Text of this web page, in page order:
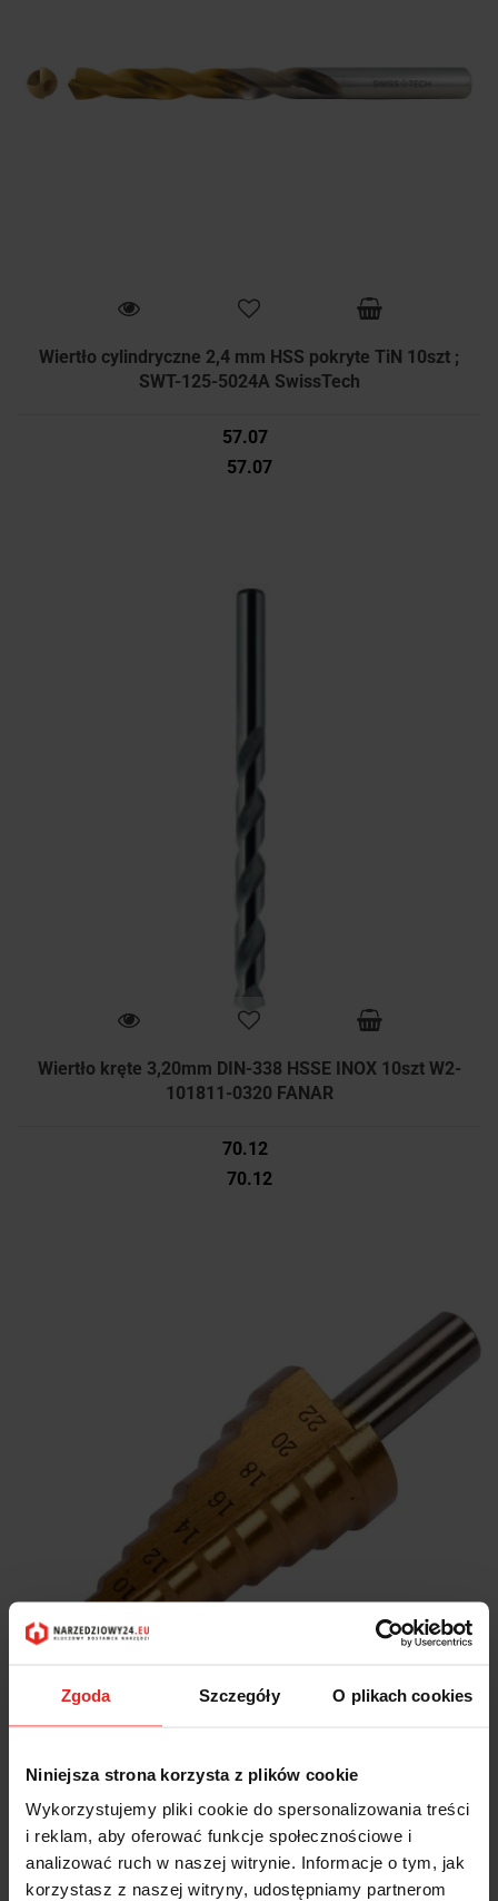
Zgoda Szczegóły O plikach cookies
Niniejsza strona korzysta z plików cookie
Wykorzystujemy pliki cookie do spersonalizowania treści
i reklam, aby oferować funkcje społecznościowe i
analizować ruch w naszej witrynie. Informacje o tym, jak
korzystasz z naszej witryny, udostępniamy partnerom
Wiertło cylindryczne 2,4 mm HSS pokryte TiN 10szt ;
SWT-125-5024A SwissTech
57.07
57.07
Wiertło kręte 3,20mm DIN-338 HSSE INOX 10szt W2-
101811-0320 FANAR
70.12
70.12
Wiertło stopniowe 4-22MM YT-44741 YATO
16.25
16.25